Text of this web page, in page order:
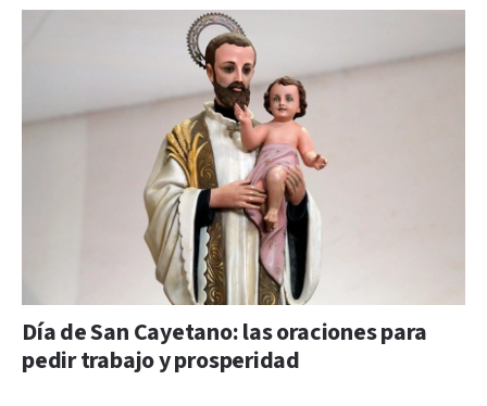
Día de San Cayetano: las oraciones para
pedir trabajo y prosperidad